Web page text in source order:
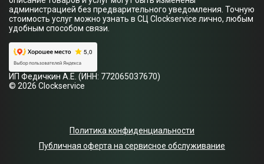
администрацией без предварительного уведомления. Точную
стоимость услуг можно узнать в СЦ Clockservice лично, любым
удобным способом связи.
ИП Федичкин А.Е. (ИНН: 772065037670)
© 2026 Clockservice
Политика конфиденциальности
Публичная оферта на сервисное обслуживание